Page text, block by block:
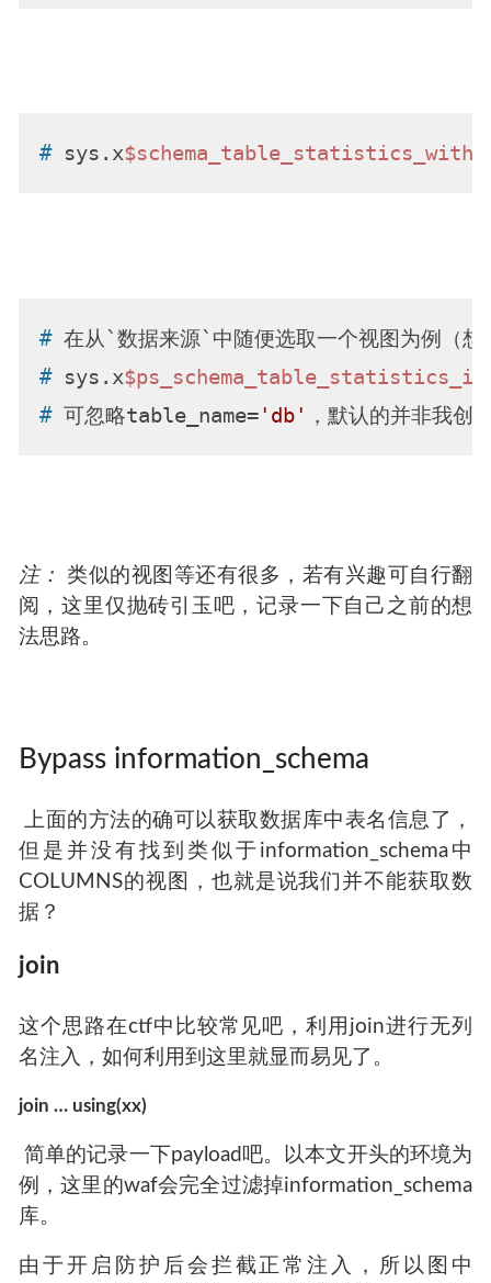
# sys.x
# 在从`数据来源`中随便选取一个视图为例（
# sys.x$ps_schema_table_statistics_io
# 可忽略table_name='db' ，默认的并非我创
注：
类似的视图等还有很多，若有兴趣可自行翻
阅，这里仅抛砖引玉吧，记录一下自己之前的想
法思路。
Bypass information_schema
​ 上面的方法的确可以获取数据库中表名信息了，
但是并没有找到类似于information_schema中
COLUMNS的视图，也就是说我们并不能获取数
据？
join
这个思路在ctf中比较常见吧，利用join进行无列
名注入，如何利用到这里就显而易见了。
join … using(xx)
​ 简单的记录一下payload吧。以本文开头的环境为
例，这里的waf会完全过滤掉information_schema
库。
由于开启防护后会拦截正常注入，所以图中